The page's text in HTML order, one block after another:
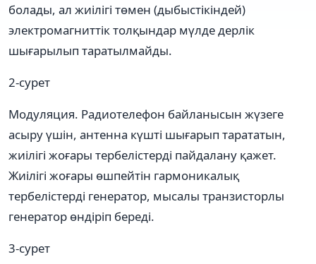
болады, ал жиілігі төмен (дыбыстікіндей)
электромагниттік толқындар мүлде дерлік
шығарылып таратылмайды.
2-сурет
Модуляция. Радиотелефон байланысын жүзеге
асыру үшін, антенна күшті шығарып тарататын,
жиілігі жоғары тербелістерді пайдалану қажет.
Жиілігі жоғары өшпейтін гармоникалық
тербелістерді генератор, мысалы транзисторлы
генератор өндіріп береді.
3-сурет